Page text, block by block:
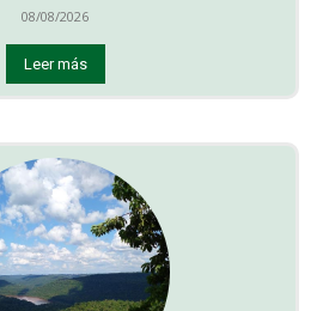
08/08/2026
Leer más